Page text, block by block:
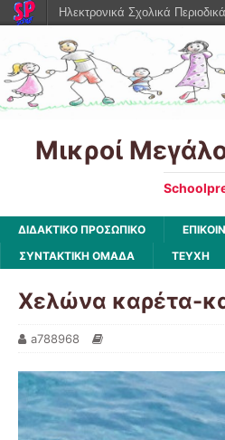
Μικροί
ΔΙΔΑΚΤΙΚΟ ΠΡΟΣΩΠΙΚΟ
ΣΥΝΤΑΚΤΙΚΗ ΟΜΑΔΑ
ΤΕΥΧΗ
Χελώνα καρέτα-
a788968
Ηλεκτρονικά Σχολικά